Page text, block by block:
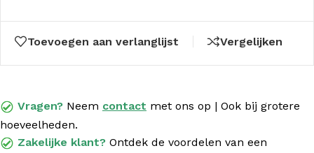
Toevoegen aan verlanglijst Vergelijken
Vragen? Neem contact met ons op | Ook bij grotere
hoeveelheden.
Zakelijke klant? Ontdek de voordelen van een